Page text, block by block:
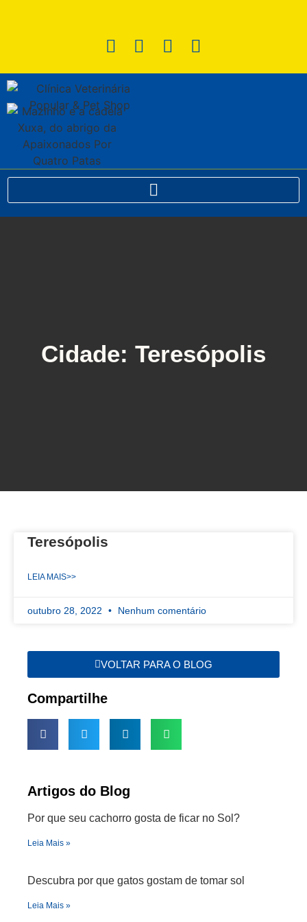
Cidade: Teresópolis
Teresópolis
LEIA MAIS>>
outubro 28, 2022 Nenhum comentário
VOLTAR PARA O BLOG
Compartilhe
Artigos do Blog
Por que seu cachorro gosta de ficar no Sol?
Leia Mais »
Descubra por que gatos gostam de tomar sol
Leia Mais »